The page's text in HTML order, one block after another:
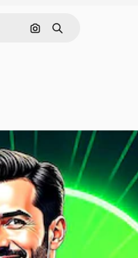
Поиск по изображению
Поиск